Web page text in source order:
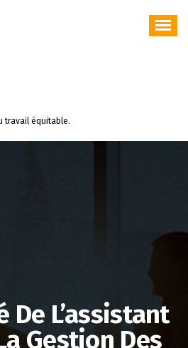
travail équitable.
De L’assistant
Gestion Des